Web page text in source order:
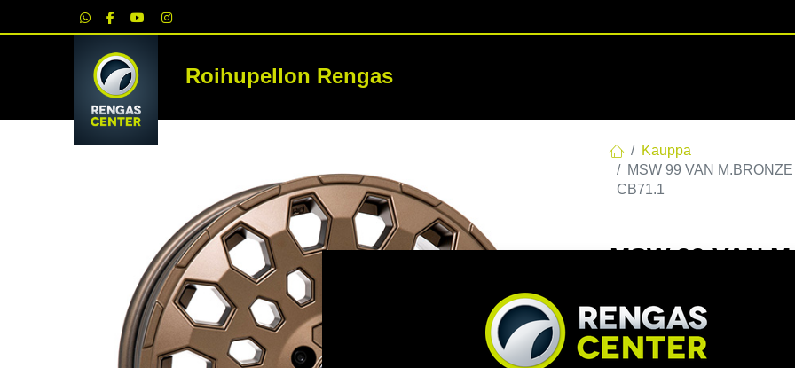
Roihupellon RengasRENKAAT
Kauppa
MSW 99 VAN
CB71.1
MSW 99 VAN
EAN:8027529216974
Tällä tuotteella ei ole